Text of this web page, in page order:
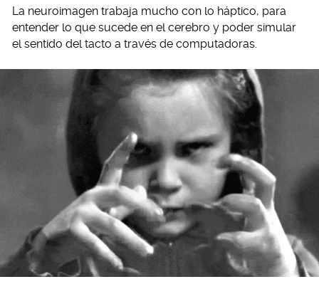
La neuroimagen trabaja mucho con lo háptico, para
entender lo que sucede en el cerebro y poder simular
el sentido del tacto a través de computadoras.